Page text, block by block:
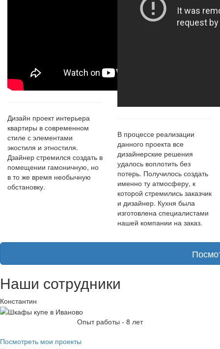
Дизайн проект интерьера
квартиры в современном
стиле с элементами
экостиля и этностиля.
Дзайнер стремился создать в
помещении гамоничную, но
в то же время необычную
обстановку.
В процессе реализации
данного проекта все
дизайнерские решения
удалось воплотить без
потерь. Получилось создать
именно ту атмосферу, к
которой стремились заказчик
и дизайнер. Кухня была
изготовлена специалистами
нашей компании на заказ.
Наши сотрудники
Константин
Опыт работы - 8 лет
Посмотреть мои проекты